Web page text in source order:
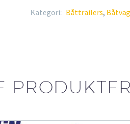
Kategori: Båttrailers,